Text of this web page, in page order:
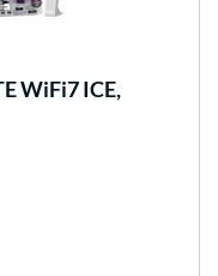
WiFi7 ICE,